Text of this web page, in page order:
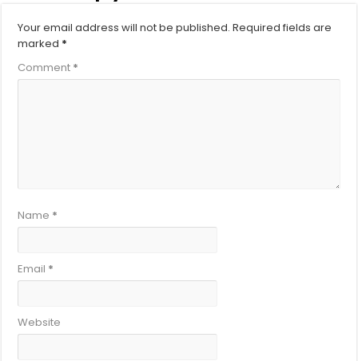
Your email address will not be published. Required fields are
marked *
Comment *
Name *
Email *
Website